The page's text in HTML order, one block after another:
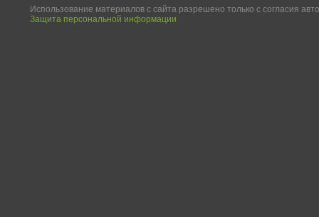
Использование материалов с сайта разрешено только с согласия
Защита персональной информации